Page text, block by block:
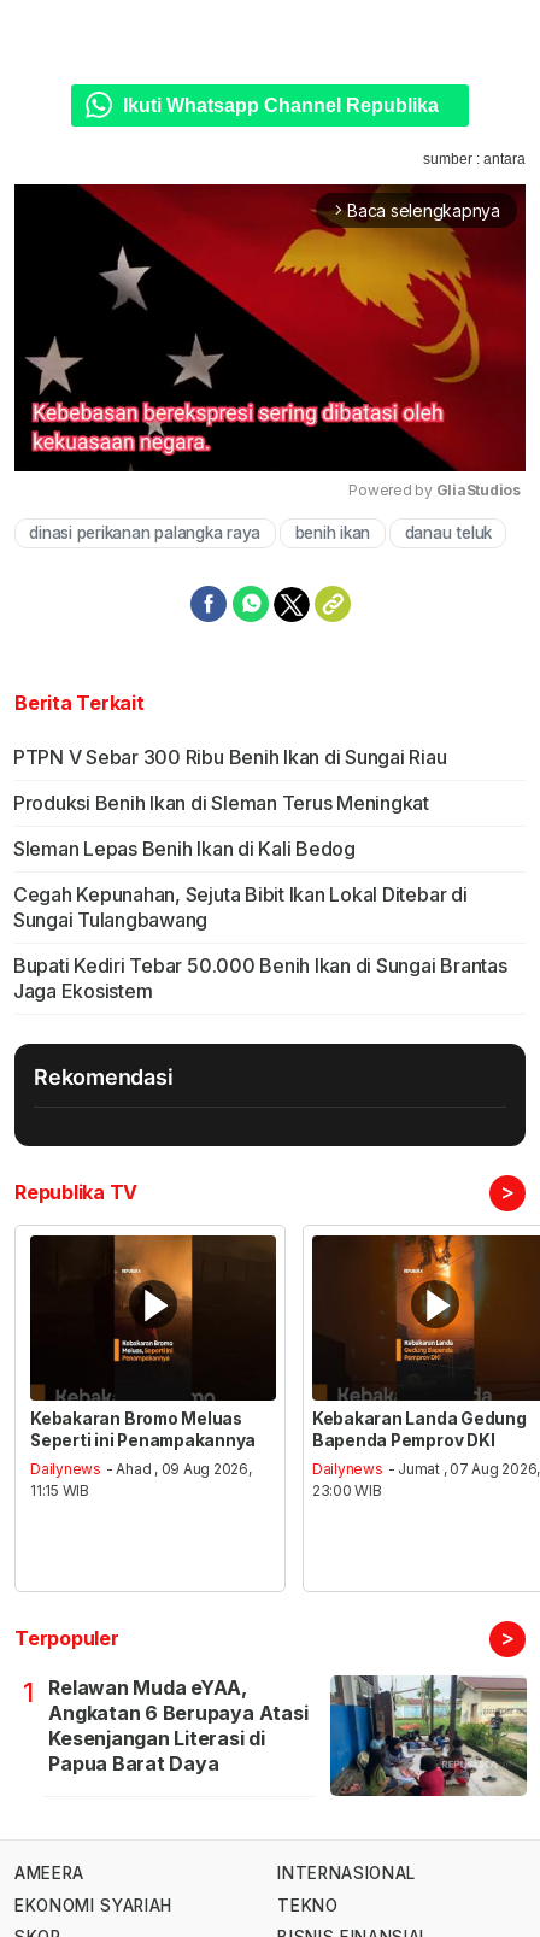
Ikuti Whatsapp Channel Republika
sumber : antara
arrow_forward_ios Baca selengkapnya
Mute
Powered by GliaStudios
dinasi perikanan palangka raya benih ikan danau teluk
Berita Terkait
PTPN V Sebar 300 Ribu Benih Ikan di Sungai Riau
Produksi Benih Ikan di Sleman Terus Meningkat
Sleman Lepas Benih Ikan di Kali Bedog
Cegah Kepunahan, Sejuta Bibit Ikan Lokal Ditebar di
Sungai Tulangbawang
Bupati Kediri Tebar 50.000 Benih Ikan di Sungai Brantas
Jaga Ekosistem
Rekomendasi
Republika TV >
Kebakaran Bromo Meluas
Seperti ini Penampakannya
Dailynews - Ahad , 09 Aug 2026,
11:15 WIB
Kebakaran Landa Gedung
Bapenda Pemprov DKI
Dailynews - Jumat , 07 Aug 2026,
23:00 WIB
Terpopuler >
1
Relawan Muda eYAA,
Angkatan 6 Berupaya Atasi
Kesenjangan Literasi di
Papua Barat Daya
AMEERA
EKONOMI SYARIAH
INTERNASIONAL
TEKNO